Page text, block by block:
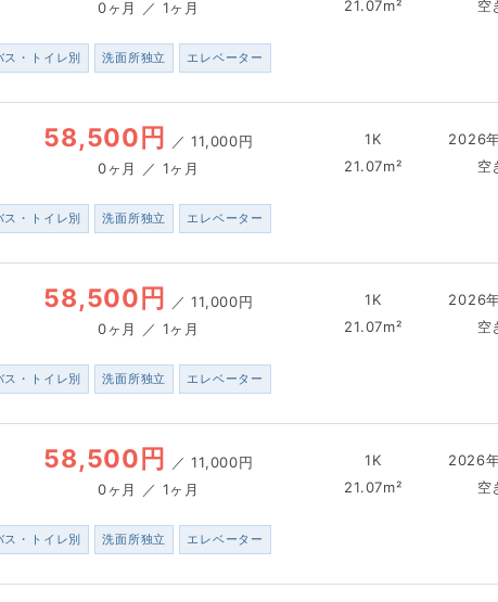
0ヶ月 ／ 1ヶ月
21.07m²
空
ス・トイレ別 洗面所独立 エレベーター
58,500円 ／11,000円
0ヶ月 ／ 1ヶ月
1K
21.07m²
2026
空
ス・トイレ別 洗面所独立 エレベーター
58,500円 ／11,000円
0ヶ月 ／ 1ヶ月
1K
21.07m²
2026
空
ス・トイレ別 洗面所独立 エレベーター
58,500円 ／11,000円
0ヶ月 ／ 1ヶ月
1K
21.07m²
2026
空
ス・トイレ別 洗面所独立 エレベーター